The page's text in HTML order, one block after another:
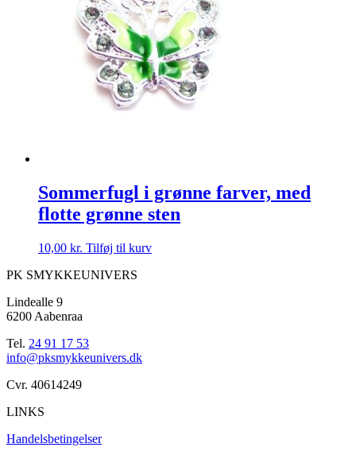
Sommerfugl i grønne farver, med
flotte grønne sten
10,00 kr. Tilføj til kurv
PK SMYKKEUNIVERS
Lindealle 9
6200 Aabenraa
Tel. 24 91 17 53
info@pksmykkeunivers.dk
Cvr. 40614249
LINKS
Handelsbetingelser